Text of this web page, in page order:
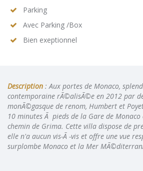
Parking
Avec Parking /Box
Bien exeptionnel
Description : Aux portes de Monaco,
contemporaine rÃ©alisÃ©e en 2012 par
monÃ©gasque de renom, Humbert et
10 minutes Ã pieds de la Gare de
chemin de Grima. Cette villa dispose de
elle n'a aucun vis-Ã -vis et offre une vue
surplombe Monaco et la Mer